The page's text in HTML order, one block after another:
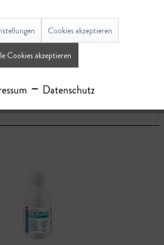
und diskutieren...
Cookies akzeptieren
Cookies akzeptieren
Datenschutz